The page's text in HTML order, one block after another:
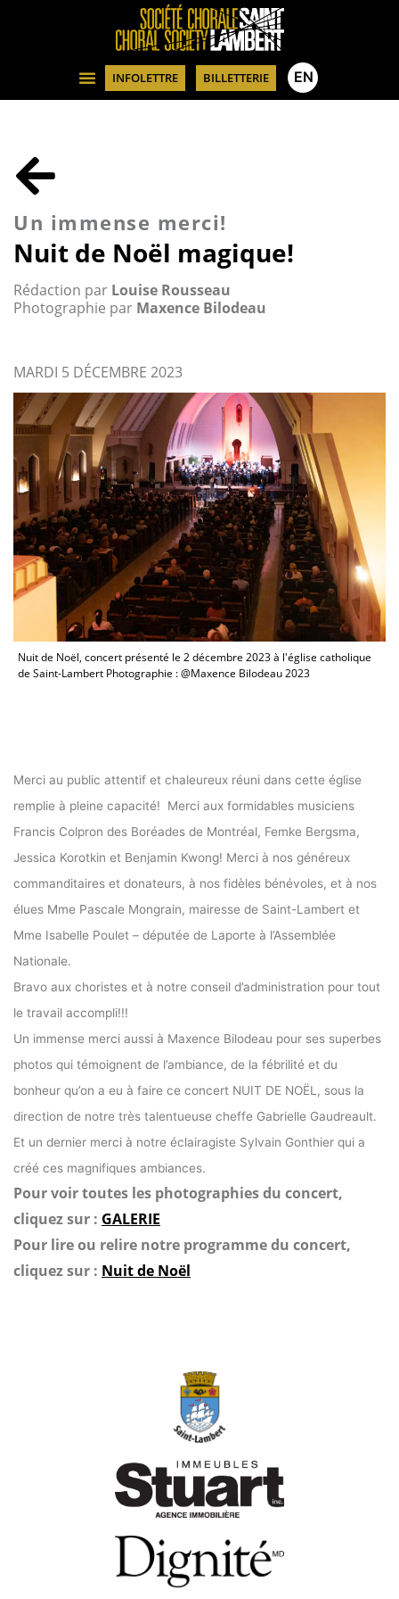
INFOLETTRE BILLETTERIE EN
Un immense merci!
Nuit de Noël magique!
Rédaction par Louise Rousseau
Photographie par Maxence Bilodeau
MARDI 5 DÉCEMBRE 2023
Nuit de Noël, concert présenté le 2 décembre 2023 à l'église catholique
de Saint-Lambert Photographie : @Maxence Bilodeau 2023
Merci au public attentif et chaleureux réuni dans cette église
remplie à pleine capacité! Merci aux formidables musiciens
Francis Colpron des Boréades de Montréal, Femke Bergsma,
Jessica Korotkin et Benjamin Kwong! Merci à nos généreux
commanditaires et donateurs, à nos fidèles bénévoles, et à nos
élues Mme Pascale Mongrain, mairesse de Saint-Lambert et
Mme Isabelle Poulet – députée de Laporte à l’Assemblée
Nationale.
Bravo aux choristes et à notre conseil d’administration pour tout
le travail accompli!!!
Un immense merci aussi à Maxence Bilodeau pour ses superbes
photos qui témoignent de l’ambiance, de la fébrilité et du
bonheur qu’on a eu à faire ce concert NUIT DE NOËL, sous la
direction de notre très talentueuse cheffe Gabrielle Gaudreault.
Et un dernier merci à notre éclairagiste Sylvain Gonthier qui a
créé ces magnifiques ambiances.
Pour voir toutes les photographies du concert,
cliquez sur : GALERIE
Pour lire ou relire notre programme du concert,
cliquez sur : Nuit de Noël